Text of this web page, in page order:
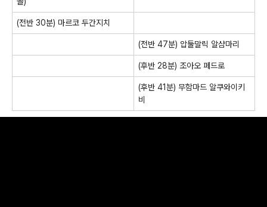
(전반 30분) 마르코 두간지치
(전반 47분) 압둘말릭 알샴마리
(후반 28분) 조아오 페드로
(후반 41분) 무함마드 알쿠와이키
비